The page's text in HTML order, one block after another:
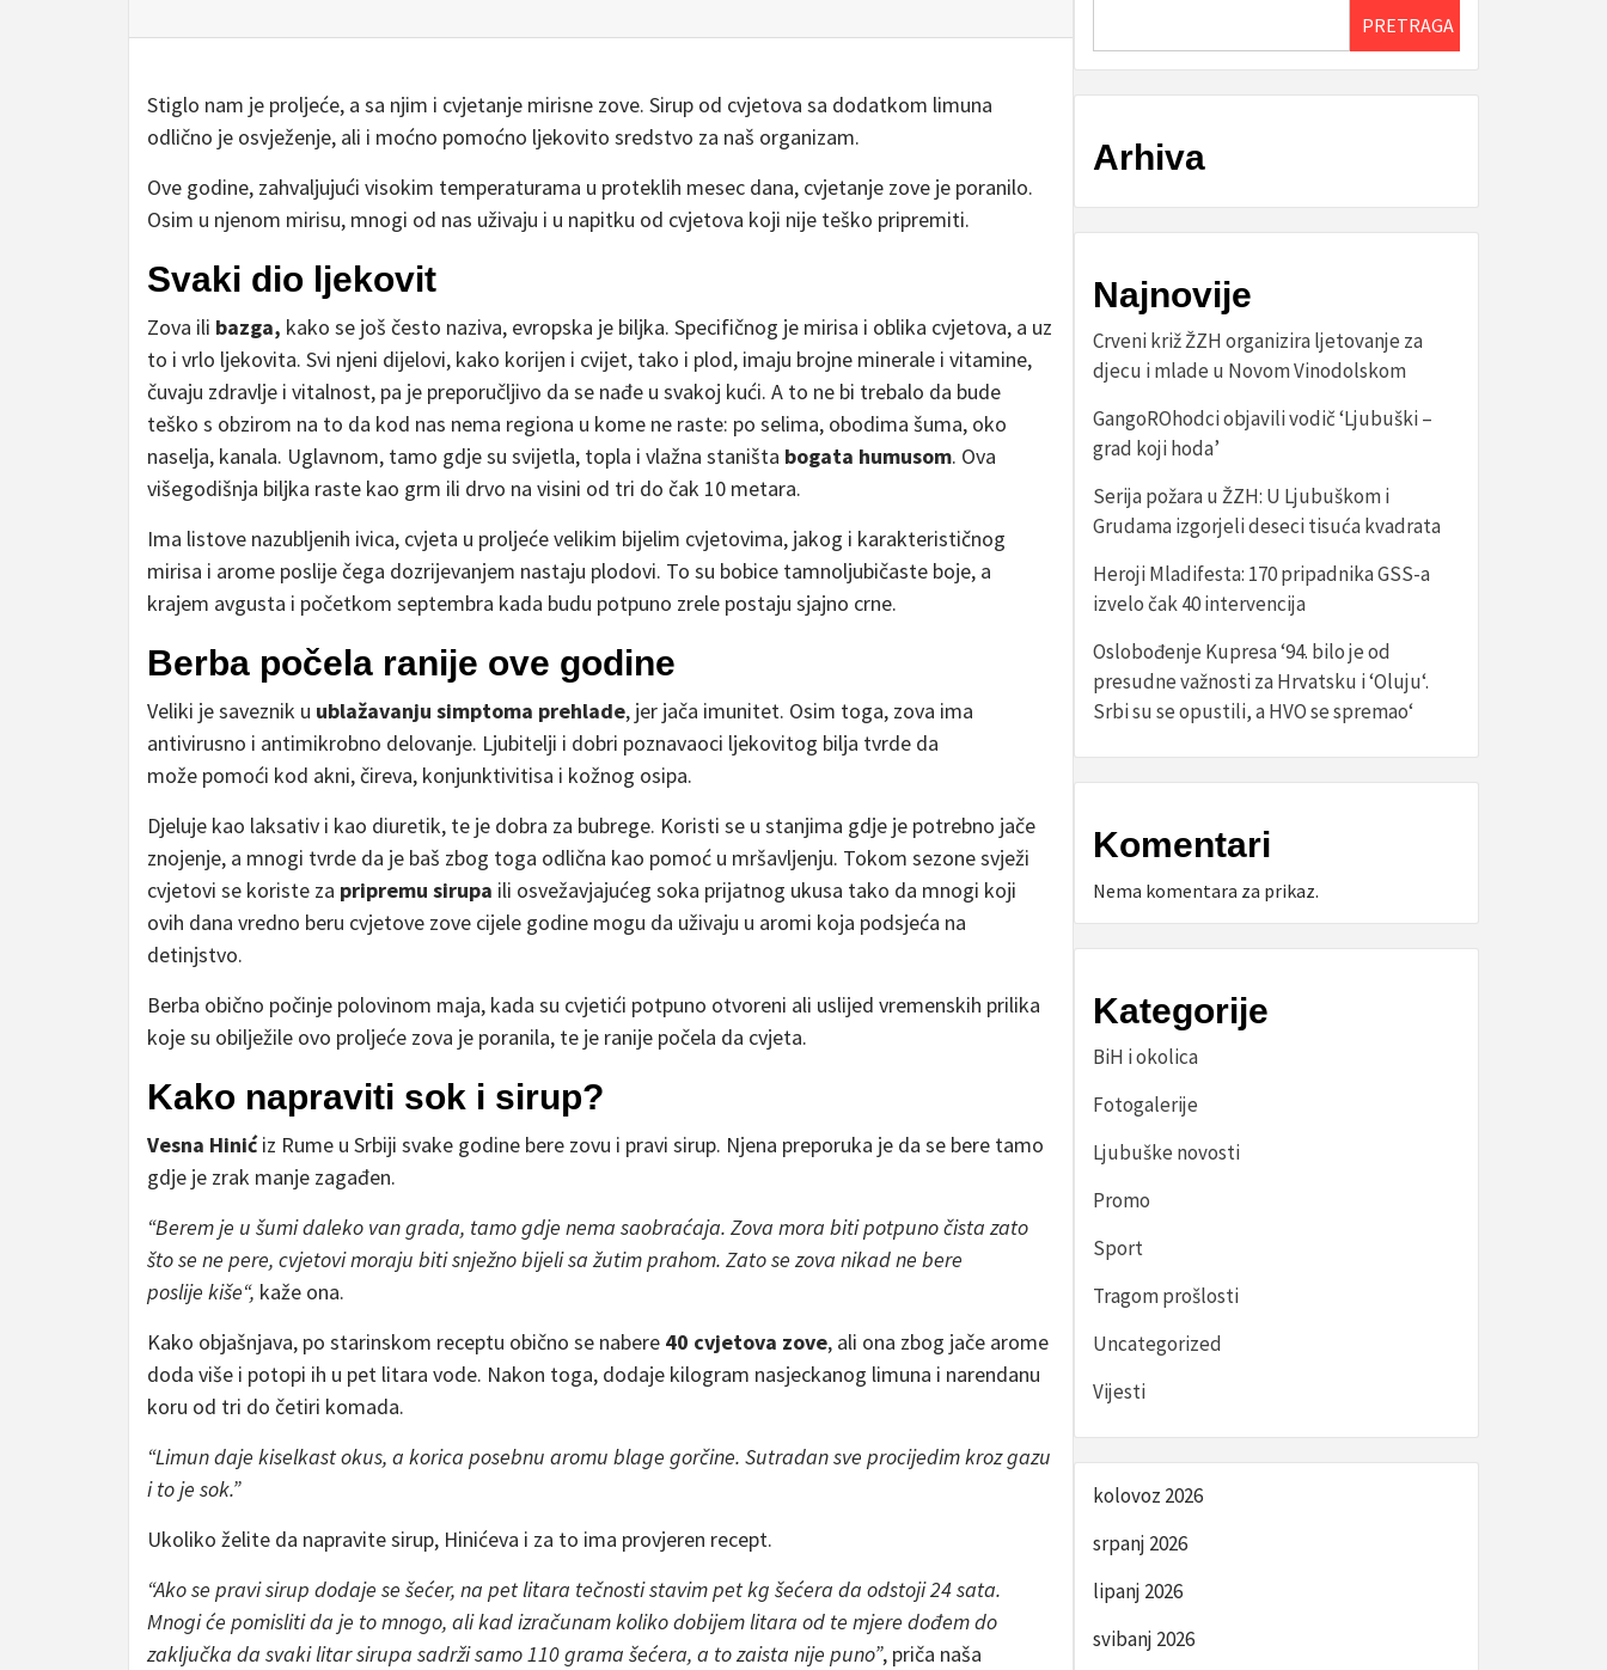
Stiglo nam je proljeće, a sa njim i cvjetanje mirisne zove. Sirup od cvjetova sa dodatkom limuna
odlično je osvježenje, ali i moćno pomoćno ljekovito sredstvo za naš organizam.
Ove godine, zahvaljujući visokim temperaturama u proteklih mesec dana, cvjetanje zove je poranilo.
Osim u njenom mirisu, mnogi od nas uživaju i u napitku od cvjetova koji nije teško pripremiti.
Svaki dio ljekovit
Zova ili bazga, kako se još često naziva, evropska je biljka. Specifičnog je mirisa i oblika cvjetova, a uz
to i vrlo ljekovita. Svi njeni dijelovi, kako korijen i cvijet, tako i plod, imaju brojne minerale i vitamine,
čuvaju zdravlje i vitalnost, pa je preporučljivo da se nađe u svakoj kući. A to ne bi trebalo da bude
teško s obzirom na to da kod nas nema regiona u kome ne raste: po selima, obodima šuma, oko
naselja, kanala. Uglavnom, tamo gdje su svijetla, topla i vlažna staništa bogata humusom. Ova
višegodišnja biljka raste kao grm ili drvo na visini od tri do čak 10 metara.
Ima listove nazubljenih ivica, cvjeta u proljeće velikim bijelim cvjetovima, jakog i karakterističnog
mirisa i arome poslije čega dozrijevanjem nastaju plodovi. To su bobice tamnoljubičaste boje, a
krajem avgusta i početkom septembra kada budu potpuno zrele postaju sjajno crne.
Berba počela ranije ove godine
Veliki je saveznik u ublažavanju simptoma prehlade, jer jača imunitet. Osim toga, zova ima
antivirusno i antimikrobno delovanje. Ljubitelji i dobri poznavaoci ljekovitog bilja tvrde da
može pomoći kod akni, čireva, konjunktivitisa i kožnog osipa.
Djeluje kao laksativ i kao diuretik, te je dobra za bubrege. Koristi se u stanjima gdje je potrebno jače
znojenje, a mnogi tvrde da je baš zbog toga odlična kao pomoć u mršavljenju. Tokom sezone svježi
cvjetovi se koriste za pripremu sirupa ili osvežavjajućeg soka prijatnog ukusa tako da mnogi koji
ovih dana vredno beru cvjetove zove cijele godine mogu da uživaju u aromi koja podsjeća na
detinjstvo.
Berba obično počinje polovinom maja, kada su cvjetići potpuno otvoreni ali uslijed vremenskih prilika
koje su obilježile ovo proljeće zova je poranila, te je ranije počela da cvjeta.
Kako napraviti sok i sirup?
Vesna Hinićiz Rume u Srbiji svake godine bere zovu i pravi sirup. Njena preporuka je da se bere tamo
gdje je zrak manje zagađen.
“Berem je u šumi daleko van grada, tamo gdje nema saobraćaja. Zova mora biti potpuno čista zato
što se ne pere, cvjetovi moraju biti snježno bijeli sa žutim prahom. Zato se zova nikad ne bere
poslije kiše“, kaže ona.
Kako objašnjava, po starinskom receptu obično se nabere 40 cvjetova zove, ali ona zbog jače arome
doda više i potopi ih u pet litara vode. Nakon toga, dodaje kilogram nasjeckanog limuna i narendanu
koru od tri do četiri komada.
“Limun daje kiselkast okus, a korica posebnu aromu blage gorčine. Sutradan sve procijedim kroz gazu
i to je sok.”
Ukoliko želite da napravite sirup, Hinićeva i za to ima provjeren recept.
“Ako se pravi sirup dodaje se šećer, na pet litara tečnosti stavim pet kg šećera da odstoji 24 sata.
Mnogi će pomisliti da je to mnogo, ali kad izračunam koliko dobijem litara od te mjere dođem do
zaključka da svaki litar sirupa sadrži samo 110 grama šećera, a to zaista nije puno”, priča naša
PRETRAGA
Arhiva
Najnovije
Crveni križ ŽZH organizira ljetovanje za
djecu i mlade u Novom Vinodolskom
GangoROhodci objavili vodič ‘Ljubuški –
grad koji hoda’
Serija požara u ŽZH: U Ljubuškom i
Grudama izgorjeli deseci tisuća kvadrata
Heroji Mladifesta: 170 pripadnika GSS-a
izvelo čak 40 intervencija
Oslobođenje Kupresa ‘94. bilo je od
presudne važnosti za Hrvatsku i ‘Oluju‘.
Srbi su se opustili, a HVO se spremao‘
Komentari
Nema komentara za prikaz.
Kategorije
BiH i okolica
Fotogalerije
Ljubuške novosti
Promo
Sport
Tragom prošlosti
Uncategorized
Vijesti
kolovoz 2026
srpanj 2026
lipanj 2026
svibanj 2026